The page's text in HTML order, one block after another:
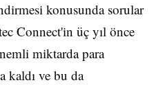
konusunda sorular
Connect'in üç yıl önce
miktarda para
kaldı ve bu da